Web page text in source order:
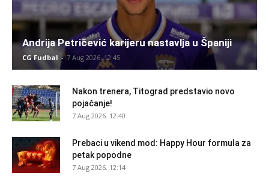
Andrija Petričević karijeru nastavlja u Španiji
CG Fudbal - 7 Aug 2026. 12:45
Nakon trenera, Titograd predstavio novo
pojačanje!
7 Aug 2026. 12:40
Prebaci u vikend mod: Happy Hour formula za
petak popodne
7 Aug 2026. 12:14